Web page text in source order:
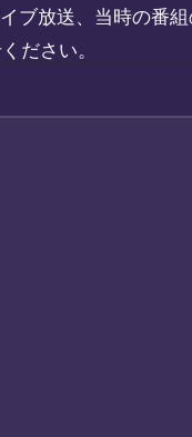
ブ放送、当時の番
ださい。